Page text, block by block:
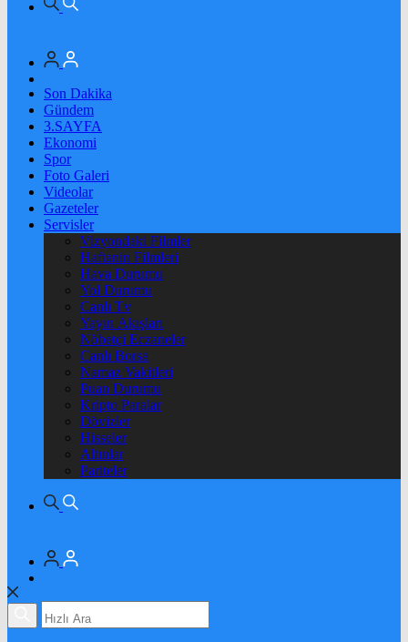
Son Dakika
Gündem
3.SAYFA
Ekonomi
Spor
Foto Galeri
Videolar
Gazeteler
Servisler
Vizyondaki Filmler
Haftanin Filmleri
Hava Durumu
Yol Durumu
Canlı Tv
Yayın Akışları
Nöbetçi Eczaneler
Canlı Borsa
Namaz Vakitleri
Puan Durumu
Kripto Paralar
Dövizler
Hisseler
Altınlar
Pariteler